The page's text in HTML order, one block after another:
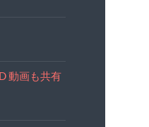
動画も共有